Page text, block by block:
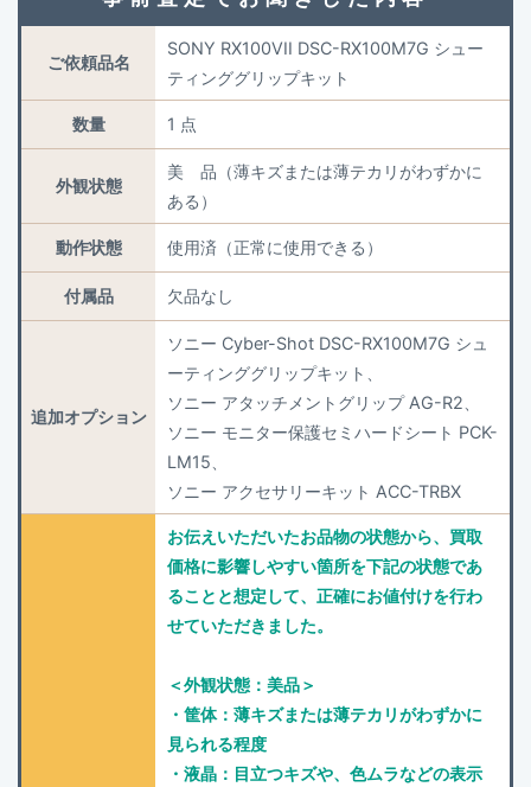
ご依頼品名
SONY RX100VII DSC-RX100M7G シュー
ティンググリップキット
数量 1 点
外観状態
美 品（薄キズまたは薄テカリがわずかに
ある）
動作状態 使用済（正常に使用できる）
付属品 欠品なし
追加オプション
ソニー Cyber-Shot DSC-RX100M7G シュ
ーティンググリップキット、
ソニー アタッチメントグリップ AG-R2、
ソニー モニター保護セミハードシート PCK-
LM15、
ソニー アクセサリーキット ACC-TRBX
お伝えいただいたお品物の状態から、買取
価格に影響しやすい箇所を下記の状態であ
ることと想定して、正確にお値付けを行わ
せていただきました。
＜外観状態：美品＞
・筐体：薄キズまたは薄テカリがわずかに
見られる程度
・液晶：目立つキズや、色ムラなどの表示